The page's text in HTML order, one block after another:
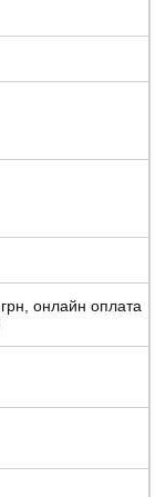
онлайн оплата